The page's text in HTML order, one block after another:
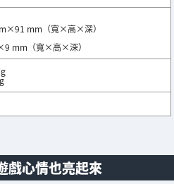
mm（寬×高×深）
mm（寬×高×深）
戲心情也亮起來